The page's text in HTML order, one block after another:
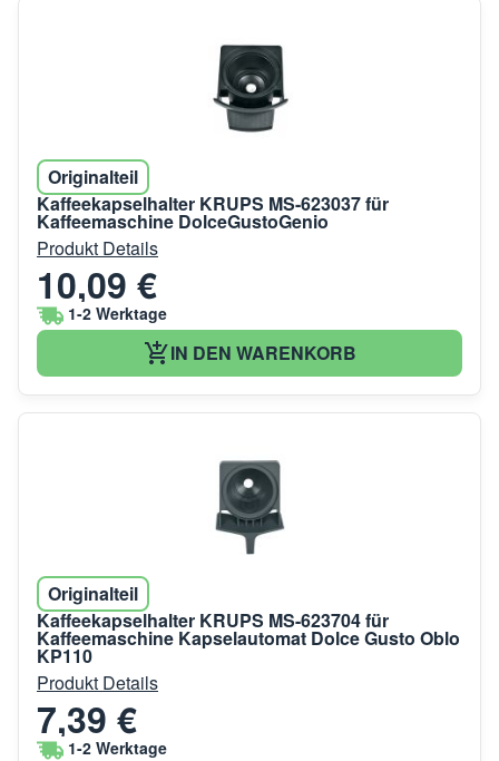
Originalteil
Kaffeekapselhalter KRUPS MS-623037 für
Kaffeemaschine DolceGustoGenio
Produkt Details
10,09 €
1-2 Werktage
IN DEN WARENKORB
Originalteil
Kaffeekapselhalter KRUPS MS-623704 für
Kaffeemaschine Kapselautomat Dolce Gusto Oblo
KP110
Produkt Details
7,39 €
1-2 Werktage